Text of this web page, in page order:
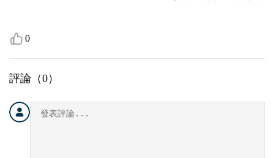
0
評論（0）